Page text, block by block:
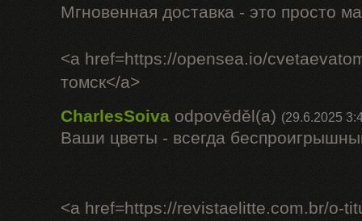
Мгновенная доставка - это просто
<a href=https://opensea.io/
томск</a>
CharlesSoiva odpověděl(a) (29.6.2025
Ваши цветы - всегда
<a href=https://revistaelitte.com.br/o-